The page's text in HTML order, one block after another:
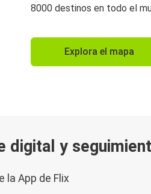
8000 destinos en todo el
Explora el mapa
digital y
la App de Flix